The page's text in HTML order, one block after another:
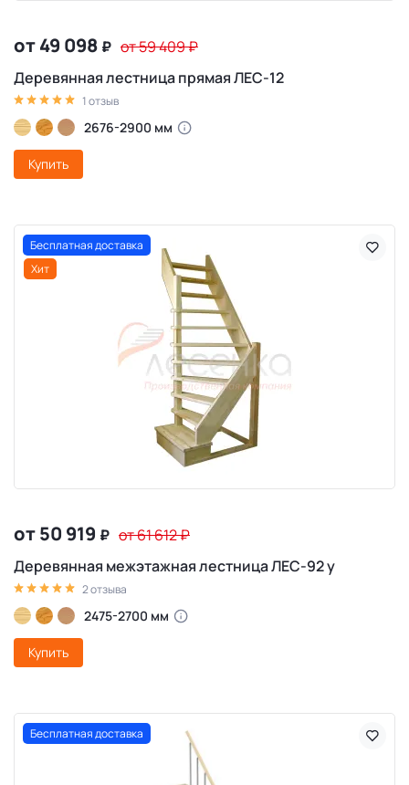
от 49 098 ₽ от 59 409₽
Деревянная лестница прямая ЛЕС-12
1 отзыв
2676-2900 мм
Купить
Бесплатная доставка
Хит
от 50 919 ₽ от 61 612₽
Деревянная межэтажная лестница ЛЕС-92 у
2 отзыва
2475-2700 мм
Купить
Бесплатная доставка